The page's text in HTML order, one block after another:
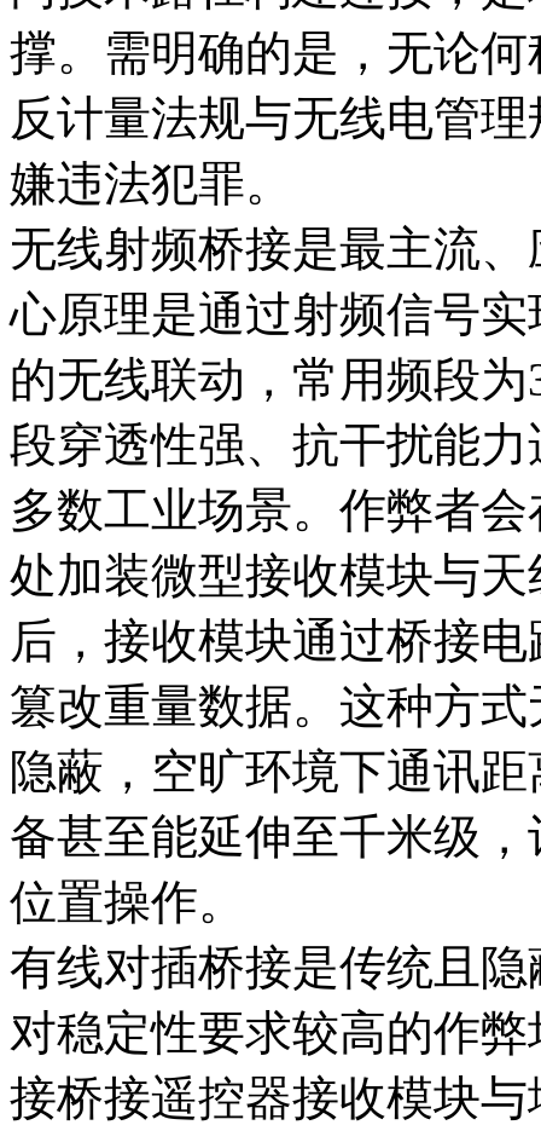
撑。需明确的是，无论
反计量法规与无线电管
嫌违法犯罪。
无线射频桥接是最主流
心原理是通过射频信号
的无线联动，常用频段
段穿透性强、抗干扰能
多数工业场景。作弊者
处加装微型接收模块与
后，接收模块通过桥接
篡改重量数据。这种方
隐蔽，空旷环境下通讯
备甚至能延伸至千米级
位置操作。
有线对插桥接是传统且
对稳定性要求较高的作
接桥接遥控器接收模块